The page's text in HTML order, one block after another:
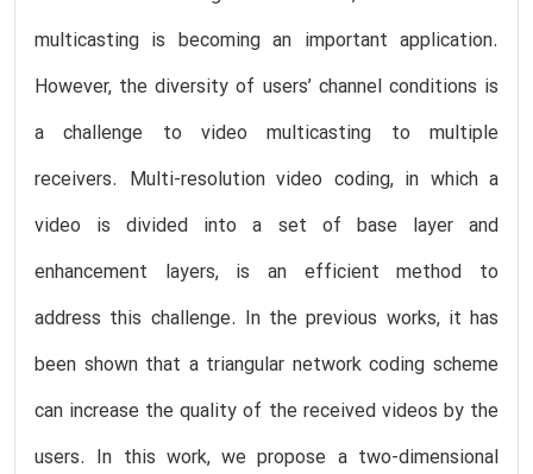
multicasting is becoming an important application.
However, the diversity of users’ channel conditions is
a challenge to video multicasting to multiple
receivers. Multi-resolution video coding, in which a
video is divided into a set of base layer and
enhancement layers, is an efficient method to
address this challenge. In the previous works, it has
been shown that a triangular network coding scheme
can increase the quality of the received videos by the
users. In this work, we propose a two-dimensional